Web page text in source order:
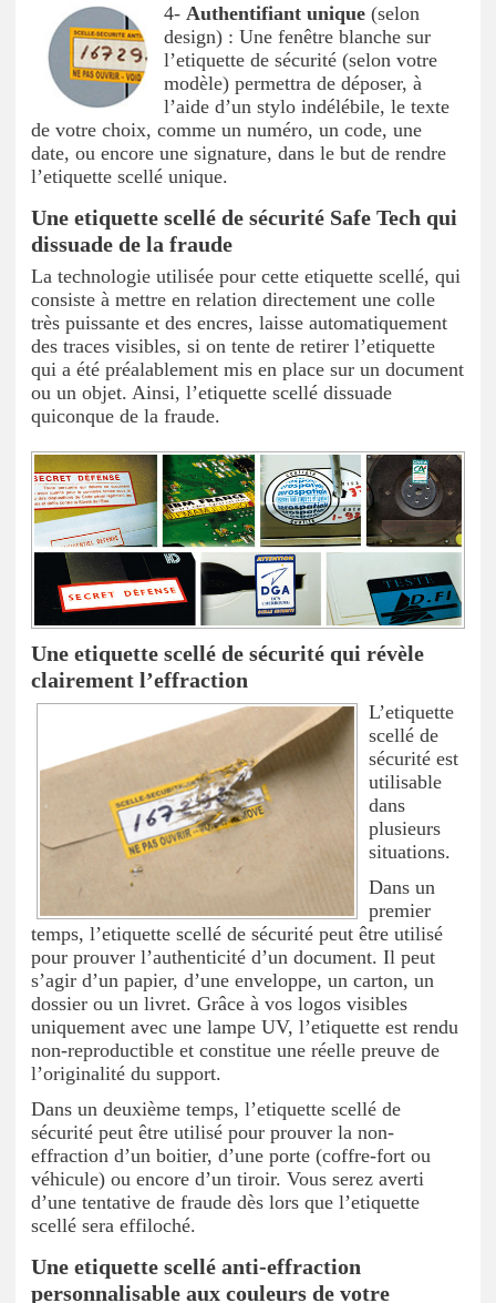
4- Authentifiant unique (selon
design) : Une fenêtre blanche sur
l’etiquette de sécurité (selon votre
modèle) permettra de déposer, à
l’aide d’un stylo indélébile, le texte
de votre choix, comme un numéro, un code, une
date, ou encore une signature, dans le but de rendre
l’etiquette scellé unique.
Une etiquette scellé de sécurité Safe Tech qui
dissuade de la fraude
La technologie utilisée pour cette etiquette scellé, qui
consiste à mettre en relation directement une colle
très puissante et des encres, laisse automatiquement
des traces visibles, si on tente de retirer l’etiquette
qui a été préalablement mis en place sur un document
ou un objet. Ainsi, l’etiquette scellé dissuade
quiconque de la fraude.
Une etiquette scellé de sécurité qui révèle
clairement l’effraction
L’etiquette
scellé de
sécurité est
utilisable
dans
plusieurs
situations.
Dans un
premier
temps, l’etiquette scellé de sécurité peut être utilisé
pour prouver l’authenticité d’un document. Il peut
s’agir d’un papier, d’une enveloppe, un carton, un
dossier ou un livret. Grâce à vos logos visibles
uniquement avec une lampe UV, l’etiquette est rendu
non-reproductible et constitue une réelle preuve de
l’originalité du support.
Dans un deuxième temps, l’etiquette scellé de
sécurité peut être utilisé pour prouver la non-
effraction d’un boitier, d’une porte (coffre-fort ou
véhicule) ou encore d’un tiroir. Vous serez averti
d’une tentative de fraude dès lors que l’etiquette
scellé sera effiloché.
Une etiquette scellé anti-effraction
personnalisable aux couleurs de votre